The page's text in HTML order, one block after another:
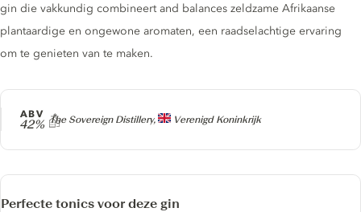
Producer
The Sovereign Distillery, Verenigd Koninkrijk
ABV
42%
gin die vakkundig combineert and balances zeldzame Afrikaanse
plantaardige en ongewone aromaten, een raadselachtige ervaring
om te genieten van te maken.
Perfecte tonics voor deze gin